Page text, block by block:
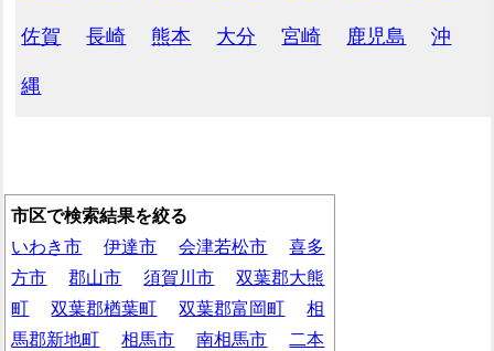
佐賀 長崎 熊本 大分 宮崎 鹿児島 沖
縄
市区で検索結果を絞る
いわき市
伊達市 会津若松市
喜多
方市
郡山市 須賀川市
双葉郡大熊
町
双葉郡楢葉町 双葉郡富岡町
相
馬郡新地町
相馬市 南相馬市
二本